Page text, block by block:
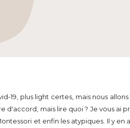
plus light certes, mais nous
mais lire quoi ? Je vous ai
et enfin les atypiques. Il y en